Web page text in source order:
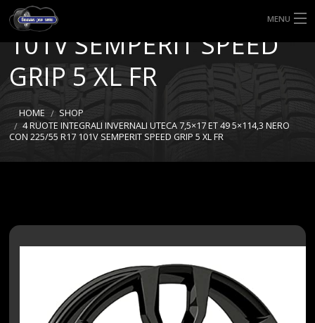
MENU
HOME
TIPI DI GOMME
MISURE GOMME
NERO CON 225/55 R17
101V SEMPERIT SPEED
GRIP 5 XL FR
HOME
SHOP
4 RUOTE INTEGRALI INVERNALI UTECA 7,5×17 ET 49 5×114,3 NERO
CON 225/55 R17 101V SEMPERIT SPEED GRIP 5 XL FR